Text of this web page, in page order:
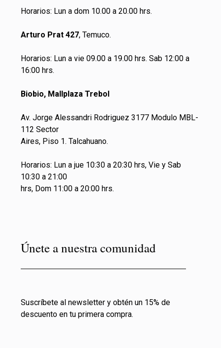
Horarios: Lun a dom 10.00 a 20.00 hrs.
Arturo Prat 427, Temuco.
Horarios: Lun a vie 09.00 a 19.00 hrs. Sab 12:00 a
16:00 hrs.
Biobio, Mallplaza Trebol
Av. Jorge Alessandri Rodriguez 3177 Modulo MBL-
112 Sector
Aires, Piso 1. Talcahuano.
Horarios: Lun a jue 10:30 a 20:30 hrs, Vie y Sab
10:30 a 21:00
hrs, Dom 11:00 a 20:00 hrs.
Únete a nuestra comunidad
Suscríbete al newsletter y obtén un 15% de
descuento en tu primera compra.